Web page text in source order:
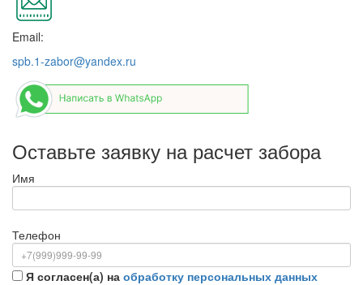
Email:
spb.1-zabor@yandex.ru
Оставьте заявку на расчет забора
Имя
Телефон
Я согласен(а) на обработку персональных данных